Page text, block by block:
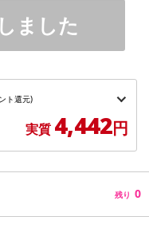
ました
ト還元)
実質 4,442円
残り 0